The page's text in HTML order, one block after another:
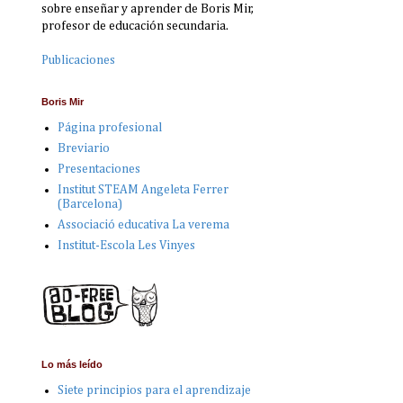
sobre enseñar y aprender de Boris Mir,
profesor de educación secundaria.
Publicaciones
Boris Mir
Página profesional
Breviario
Presentaciones
Institut STEAM Angeleta Ferrer
(Barcelona)
Associació educativa La verema
Institut-Escola Les Vinyes
Lo más leído
Siete principios para el aprendizaje